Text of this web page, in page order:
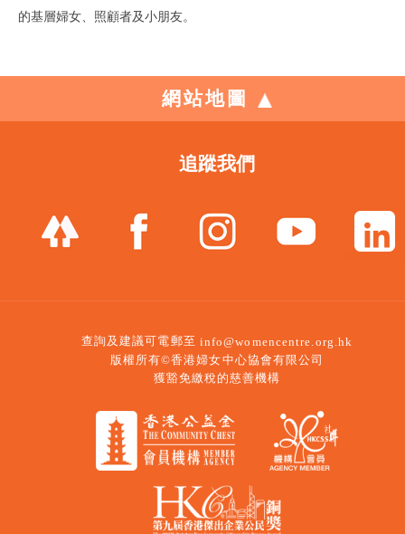
的基層婦女、照顧者及小朋友。
網站地圖
追蹤我們
查詢及建議可電郵至 info@womencentre.org.hk
版權所有©香港婦女中心協會有限公司
獲豁免繳稅的慈善機構